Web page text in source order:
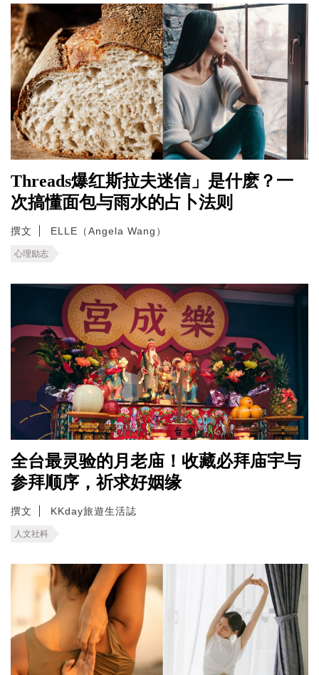
Threads爆红斯拉夫迷信」是什麽？一
次搞懂面包与雨水的占卜法则
撰文 ELLE（Angela Wang）
心理励志
全台最灵验的月老庙！收藏必拜庙宇与
参拜顺序，祈求好姻缘
撰文 KKday旅遊生活誌
人文社科